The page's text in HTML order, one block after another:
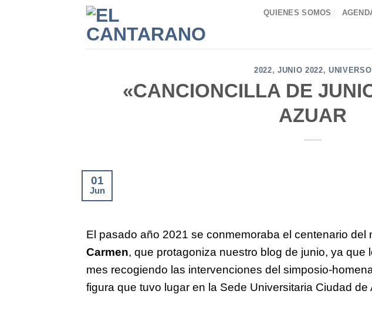
QUIENES SOMOS
2022,JUNIO 2022,UNIVERSO
«CANCIONCILLA DE
AZUAR
01
Jun
El pasado año 2021 se conmemoraba el centenario del
Carmen, que protagoniza nuestro blog de junio, ya que
mes recogiendo las intervenciones del simposio-
figura que tuvo lugar en la Sede Universitaria Ciudad